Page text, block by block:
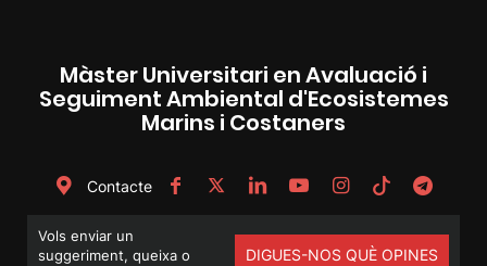
Màster Universitari en Avaluació i
Seguiment Ambiental d'Ecosistemes
Marins i Costaners
Contacte
Vols enviar un
suggeriment, queixa o
DIGUES-NOS QUÈ OPINES